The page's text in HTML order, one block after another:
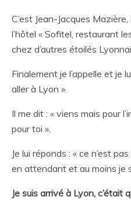
C’est Jean-Jacques
l’hôtel « Sofitel, restaurant
chez d’autres étoilés
Finalement je l’appelle et je
aller à Lyon ».
Il me dit : « viens mais pour
pour toi ».
Je lui réponds : « ce n’est
en attendant et au moins je
Je suis arrivé à Lyon, c’était